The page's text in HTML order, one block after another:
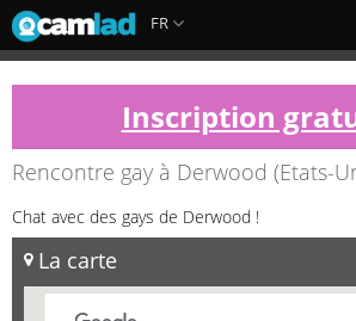
FR
Inscription
Rencontre gay à Derwood (Etats-
Chat avec des gays de Derwood !
La carte